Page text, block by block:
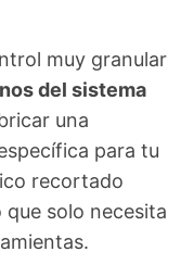
muy granular
del sistema
una
para tu
recortado
solo necesita